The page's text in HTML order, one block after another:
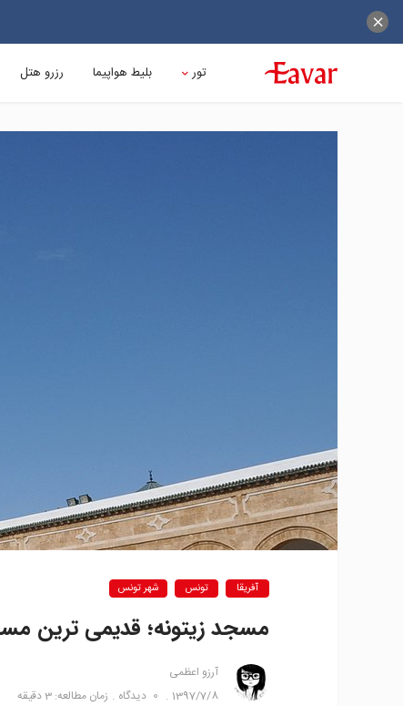
تور بلیط هواپیما رزرو هتل
آفریقا تونس شهر تونس
مسجد زیتونه؛ قدیمی ترین
آرزو اعظمی
1397/7/8
0 دیدگاه زمان مطالعه: 3 دقیقه